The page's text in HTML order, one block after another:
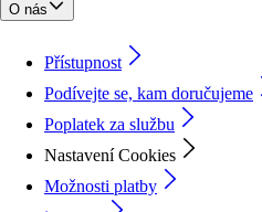
O nás
Přístupnost
Podívejte se, kam doručujeme
Poplatek za službu
Nastavení Cookies
Možnosti platby